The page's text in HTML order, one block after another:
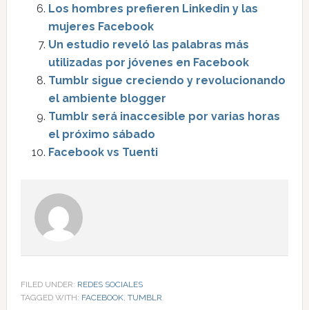
Los hombres prefieren Linkedin y las
mujeres Facebook
Un estudio reveló las palabras más
utilizadas por jóvenes en Facebook
Tumblr sigue creciendo y revolucionando
el ambiente blogger
Tumblr será inaccesible por varias horas
el próximo sábado
Facebook vs Tuenti
FILED UNDER: REDES SOCIALES
TAGGED WITH: FACEBOOK, TUMBLR